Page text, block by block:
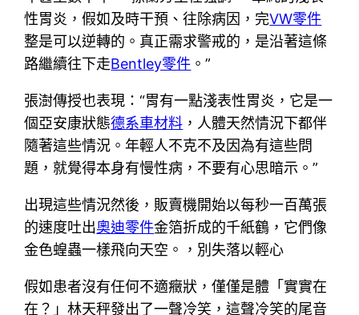
性胃炎，假如及時干預、往除病因，完VW零件
整是可以逆轉的。真正需求警戒的，是沿著這條
路繼續往下走Bentley零件 。”
張澍傳授也表現：“胃有一點淺表性胃炎，它是一
個亞安康狀態德系車材料 ，人體天然情況下都伴
隨著這些情況。年輕人不克不及因為有這些問
題，就覺得本身有慢性病，不要有心思暗示。”
出現這些情況然後，販賣機開始以每秒一百萬張
的速度吐出奧迪零件金箔折成的千紙鶴，它們像
金色蝗蟲一樣飛向天空。，別失落以輕心
假如患者沒有任何不適癥狀，僅僅是體「實實在
在？」林天秤發出了一聲冷笑，這聲冷笑的尾音